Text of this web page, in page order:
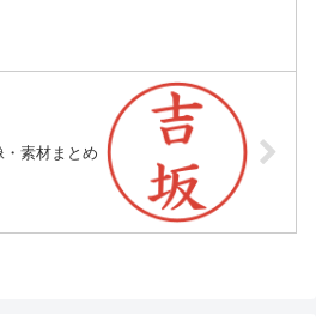
素材まとめ